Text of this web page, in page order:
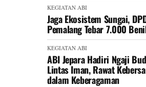
KEGIATAN ABI
Jaga Ekosistem Sungai,
Pemalang Tebar 7.000
KEGIATAN ABI
ABI Jepara Hadiri Ngaji
Lintas Iman, Rawat
dalam Keberagaman